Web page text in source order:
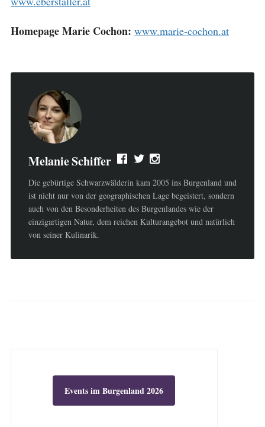
Homepage Marie Cochon: www.marie-cochon.at
Melanie Schiffer
Die gebürtige Schwarzwälderin kam 2005 ins Burgenland und
ist nicht nur von der geographischen Lage begeistert, sondern
auch von den Besonderheiten des Burgenlandes wie der
einzigartigen Natur, dem reichen Kulturangebot und natürlich
von seiner Kulinarik.
Events im Burgenland 2026